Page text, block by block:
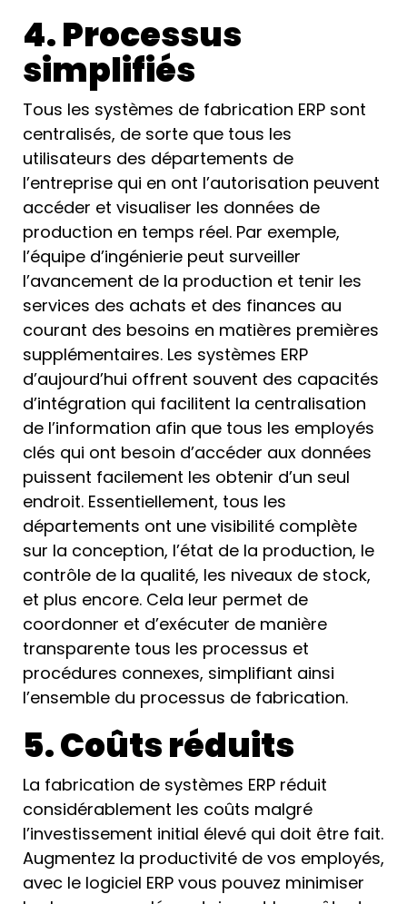
4. Processus
simplifiés
Tous les systèmes de fabrication ERP sont
centralisés, de sorte que tous les
utilisateurs des départements de
l’entreprise qui en ont l’autorisation peuvent
accéder et visualiser les données de
production en temps réel. Par exemple,
l’équipe d’ingénierie peut surveiller
l’avancement de la production et tenir les
services des achats et des finances au
courant des besoins en matières premières
supplémentaires. Les systèmes ERP
d’aujourd’hui offrent souvent des capacités
d’intégration qui facilitent la centralisation
de l’information afin que tous les employés
clés qui ont besoin d’accéder aux données
puissent facilement les obtenir d’un seul
endroit. Essentiellement, tous les
départements ont une visibilité complète
sur la conception, l’état de la production, le
contrôle de la qualité, les niveaux de stock,
et plus encore. Cela leur permet de
coordonner et d’exécuter de manière
transparente tous les processus et
procédures connexes, simplifiant ainsi
l’ensemble du processus de fabrication.
5. Coûts réduits
La fabrication de systèmes ERP réduit
considérablement les coûts malgré
l’investissement initial élevé qui doit être fait.
Augmentez la productivité de vos employés,
avec le logiciel ERP vous pouvez minimiser